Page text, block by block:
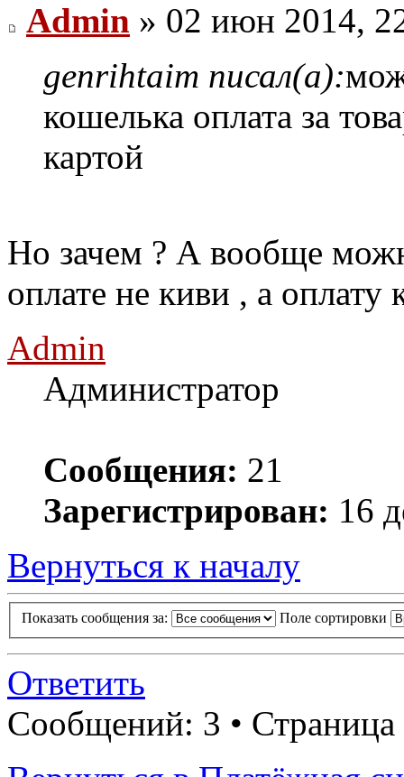
Admin » 02 июн 2014,
genrihtaim писал(а):
кошелька оплата за
картой
Но зачем ? А вообще
оплате не киви , а оплату
Admin
Администратор
Сообщения: 21
Зарегистрирован: 16
Вернуться к началу
Показать сообщения за: Поле сортировки
Ответить
Сообщений: 3 • Страница